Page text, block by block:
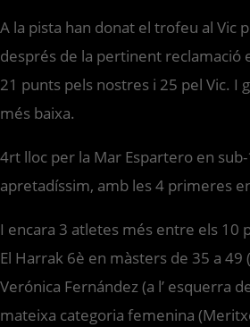
A la pista han donat el trofeu al Vic
després de la pertinent reclamació
21 punts pels nostres i 25 pel Vic. I
més baixa.
4rt lloc per la Mar Espartero en
apretadíssim, amb les 4 primeres
I encara 3 atletes més entre els 10
El Harrak 6è en màsters de 35 a 49
Verónica Fernández (a l’ esquerra
mateixa categoria femenina